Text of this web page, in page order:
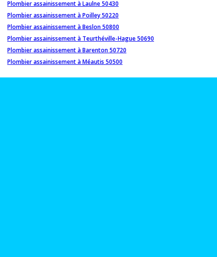
Plombier assainissement à Laulne 50430
Plombier assainissement à Poilley 50220
Plombier assainissement à Beslon 50800
Plombier assainissement à Teurthéville-Hague 50690
Plombier assainissement à Barenton 50720
Plombier assainissement à Méautis 50500